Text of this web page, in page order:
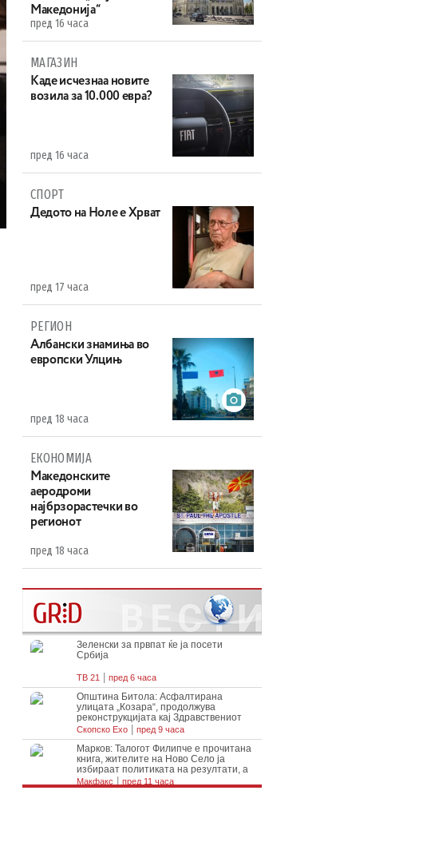
Македонија“
пред 16 часа
МАГАЗИН
Каде исчезнаа новите
возила за 10.000 евра?
пред 16 часа
СПОРТ
Дедото на Ноле е Хрват
пред 17 часа
РЕГИОН
Aлбански знамиња во
европски Улцињ
пред 18 часа
ЕКОНОМИЈА
Maкедонските
аеродроми
најбрзорастечки во
регионот
пред 18 часа